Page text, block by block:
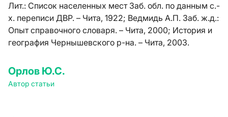
Лит.: Список населенных мест Заб. обл. по данным с.-
х. переписи ДВР. – Чита, 1922; Ведмидь А.П. Заб. ж.д.:
Опыт справочного словаря. – Чита, 2000; История и
география Чернышевского р-на. – Чита, 2003.
Орлов Ю.С.
Автор статьи